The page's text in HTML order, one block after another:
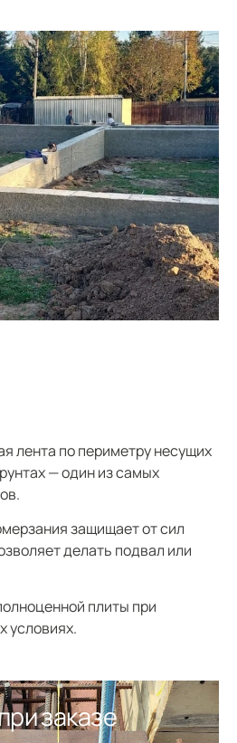
лента по периметру несущих
— один из самых
защищает от сил
делать подвал или
плиты при
условиях.
заказе